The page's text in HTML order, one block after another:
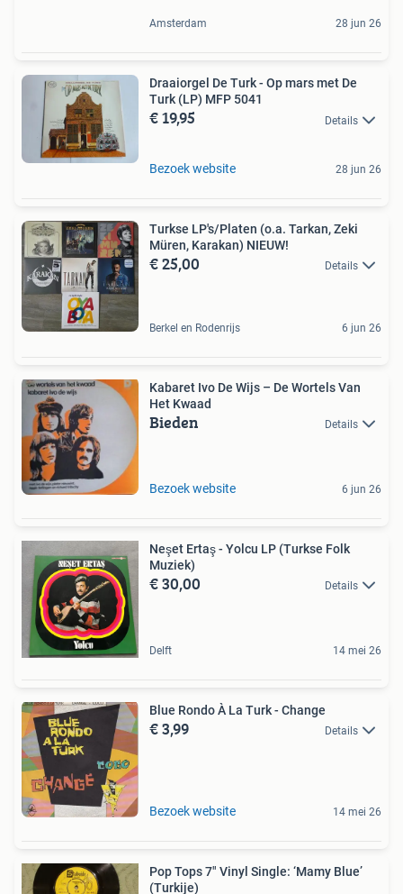
Amsterdam 28 jun 26
Draaiorgel De Turk - Op mars met De
Turk (LP) MFP 5041
€ 19,95 Details
Bezoek website 28 jun 26
Turkse LP's/Platen (o.a. Tarkan, Zeki
Müren, Karakan) NIEUW!
€ 25,00 Details
Berkel en Rodenrijs 6 jun 26
Kabaret Ivo De Wijs – De Wortels Van
Het Kwaad
Bieden Details
Bezoek website 6 jun 26
Neşet Ertaş - Yolcu LP (Turkse Folk
Muziek)
€ 30,00 Details
Delft 14 mei 26
Blue Rondo À La Turk - Change
€ 3,99 Details
Bezoek website 14 mei 26
Pop Tops 7" Vinyl Single: ‘Mamy Blue’
(Turkije)